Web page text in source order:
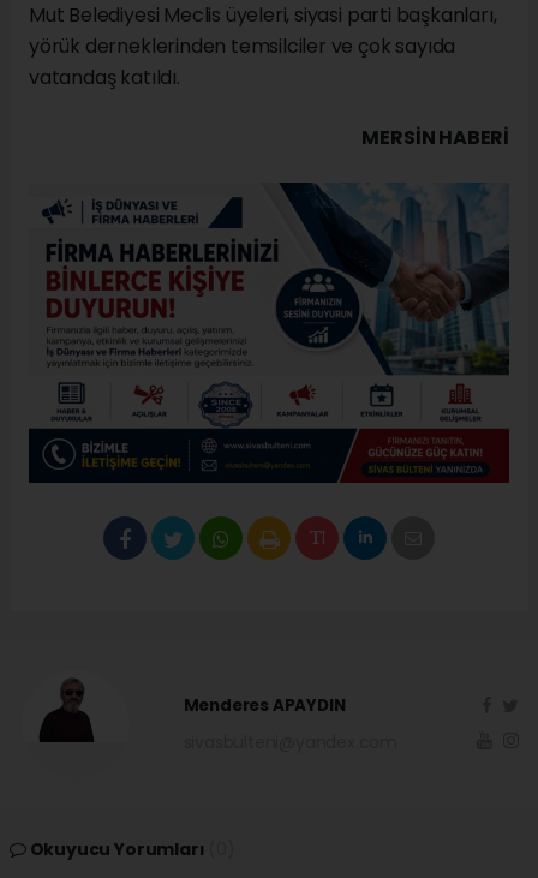
Mut Belediyesi Meclis üyeleri, siyasi parti başkanları,
yörük derneklerinden temsilciler ve çok sayıda
vatandaş katıldı.
MERSIN HABERİ
Menderes APAYDIN
Okuyucu Yorumları